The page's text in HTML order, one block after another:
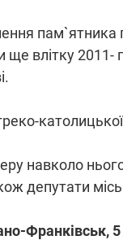
влітку 2011-
навколо
депутати
Франківськ,
через
– подробиці